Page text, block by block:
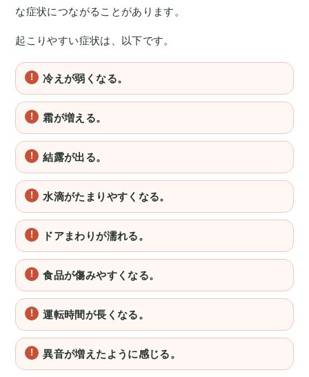
な症状につながることがあります。
起こりやすい症状は、以下です。
冷えが弱くなる。
霜が増える。
結露が出る。
水滴がたまりやすくなる。
ドアまわりが濡れる。
食品が傷みやすくなる。
運転時間が長くなる。
異音が増えたように感じる。